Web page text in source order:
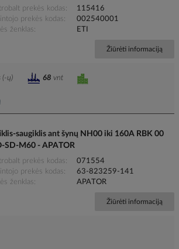
prekės kodas
115416
prekės kodas
002540001
ženklas
ETI
Žiūrėti informaciją
(-ų) 68 vnt
saugiklis ant šynų NH00 iki 160A RBK 00
SD-M60 - APATOR
prekės kodas
071554
prekės kodas
63-823259-141
ženklas
APATOR
Žiūrėti informaciją